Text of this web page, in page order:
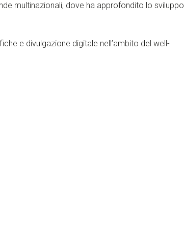
multinazionali, dove ha approfondito lo sviluppo
e divulgazione digitale nell’ambito del well-